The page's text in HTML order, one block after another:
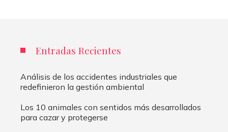
Entradas Recientes
Análisis de los accidentes industriales que
redefinieron la gestión ambiental
Los 10 animales con sentidos más desarrollados
para cazar y protegerse